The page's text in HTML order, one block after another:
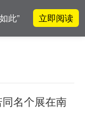
此” 立即阅读
中的
早期
名个展在南